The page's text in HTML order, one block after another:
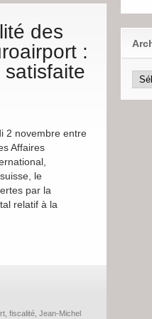
des
:
satisfaite
2 novembre entre
Affaires
le
par la
relatif à la
fiscalité Jean-Michel